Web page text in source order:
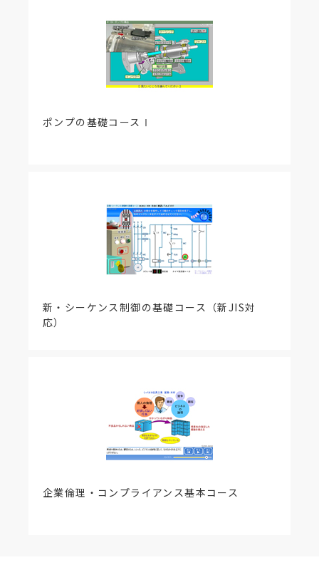
ポンプの基礎コースⅠ
新・シーケンス制御の基礎コース（新JIS対
応）
企業倫理・コンプライアンス基本コース